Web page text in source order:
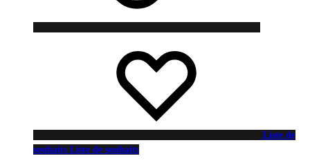
Liste de
souhaits Liste de souhaits